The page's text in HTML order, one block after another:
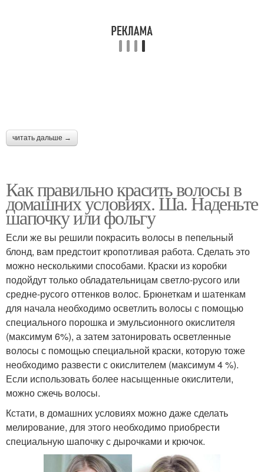
читать дальше →
Как правильно красить волосы в
домашних условиях. Ша. Наденьте
шапочку или фольгу
Если же вы решили покрасить волосы в пепельный
блонд, вам предстоит кропотливая работа. Сделать это
можно несколькими способами. Краски из коробки
подойдут только обладательницам светло-русого или
средне-русого оттенков волос. Брюнеткам и шатенкам
для начала необходимо осветлить волосы с помощью
специального порошка и эмульсионного окислителя
(максимум 6%), а затем затонировать осветленные
волосы с помощью специальной краски, которую тоже
необходимо развести с окислителем (максимум 4 %).
Если использовать более насыщенные окислители,
можно сжечь волосы.
Кстати, в домашних условиях можно даже сделать
мелирование, для этого необходимо приобрести
специальную шапочку с дырочками и крючок.